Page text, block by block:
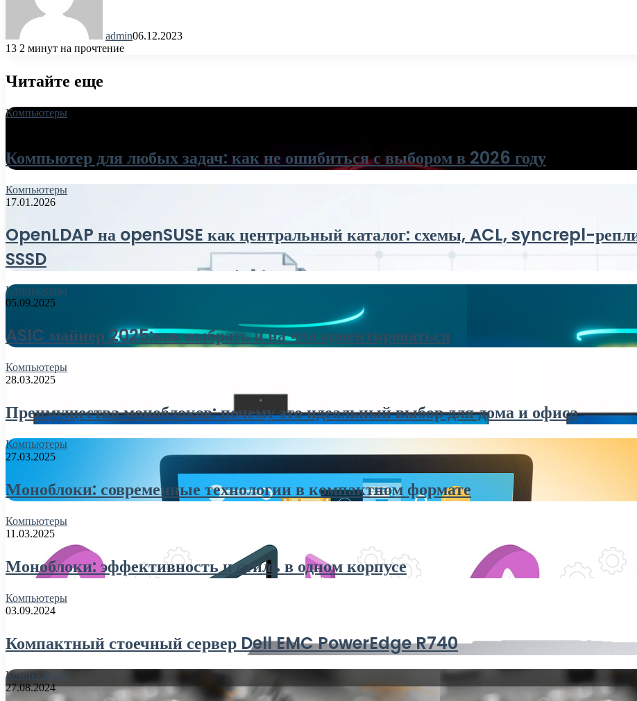
admin06.12.2023
13 2 минут на прочтение
Читайте еще
Компьютеры
Компьютер для любых задач: как не ошибиться с выбором в 2026 году
Компьютеры
17.01.2026
OpenLDAP на openSUSE как центральный каталог: схемы, ACL, syncrepl-
SSSD
Компьютеры
05.09.2025
ASIC майнер 2025:как выбрать и на что ориентироваться
Компьютеры
28.03.2025
Преимущества моноблоков: почему это идеальный выбор для дома и офиса
Компьютеры
27.03.2025
Моноблоки: современные технологии в компактном формате
Компьютеры
11.03.2025
Моноблоки: эффективность и стиль в одном корпусе
Компьютеры
03.09.2024
Компактный стоечный сервер Dell EMC PowerEdge R740
Компьютеры
27.08.2024